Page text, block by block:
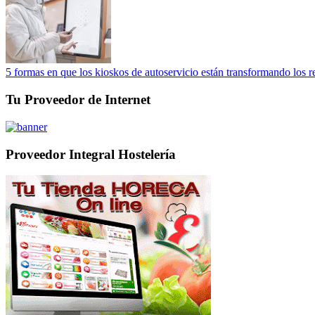
5 formas en que los kioskos de autoservicio están transformando los
Tu Proveedor de Internet
Proveedor Integral Hostelería